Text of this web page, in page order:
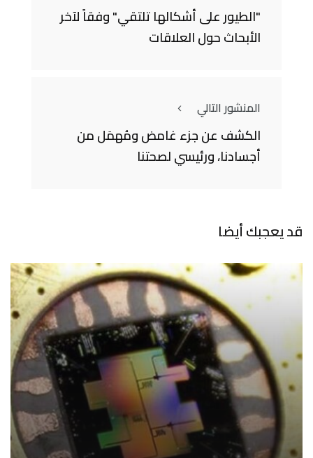
"الطيور على أشكالها تلتقي" وفقاً لآخر
الأبحاث حول العلاقات
المنشور التالي
الكشف عن جزء غامض ومُهمَل من
أجسادنا، ورئيسي لصحتنا
قد يعجبك أيضا